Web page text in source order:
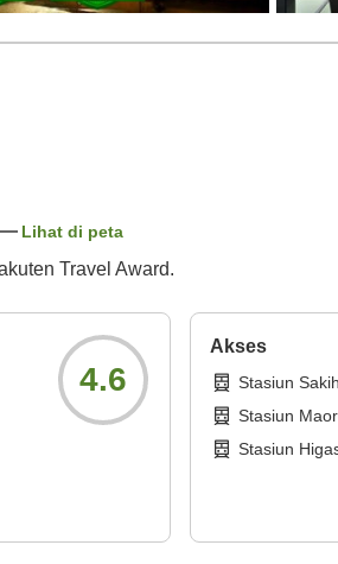
Lihat di peta
Travel Award.
4.6
Akses
Stasiun
Stasiun
Stasiun